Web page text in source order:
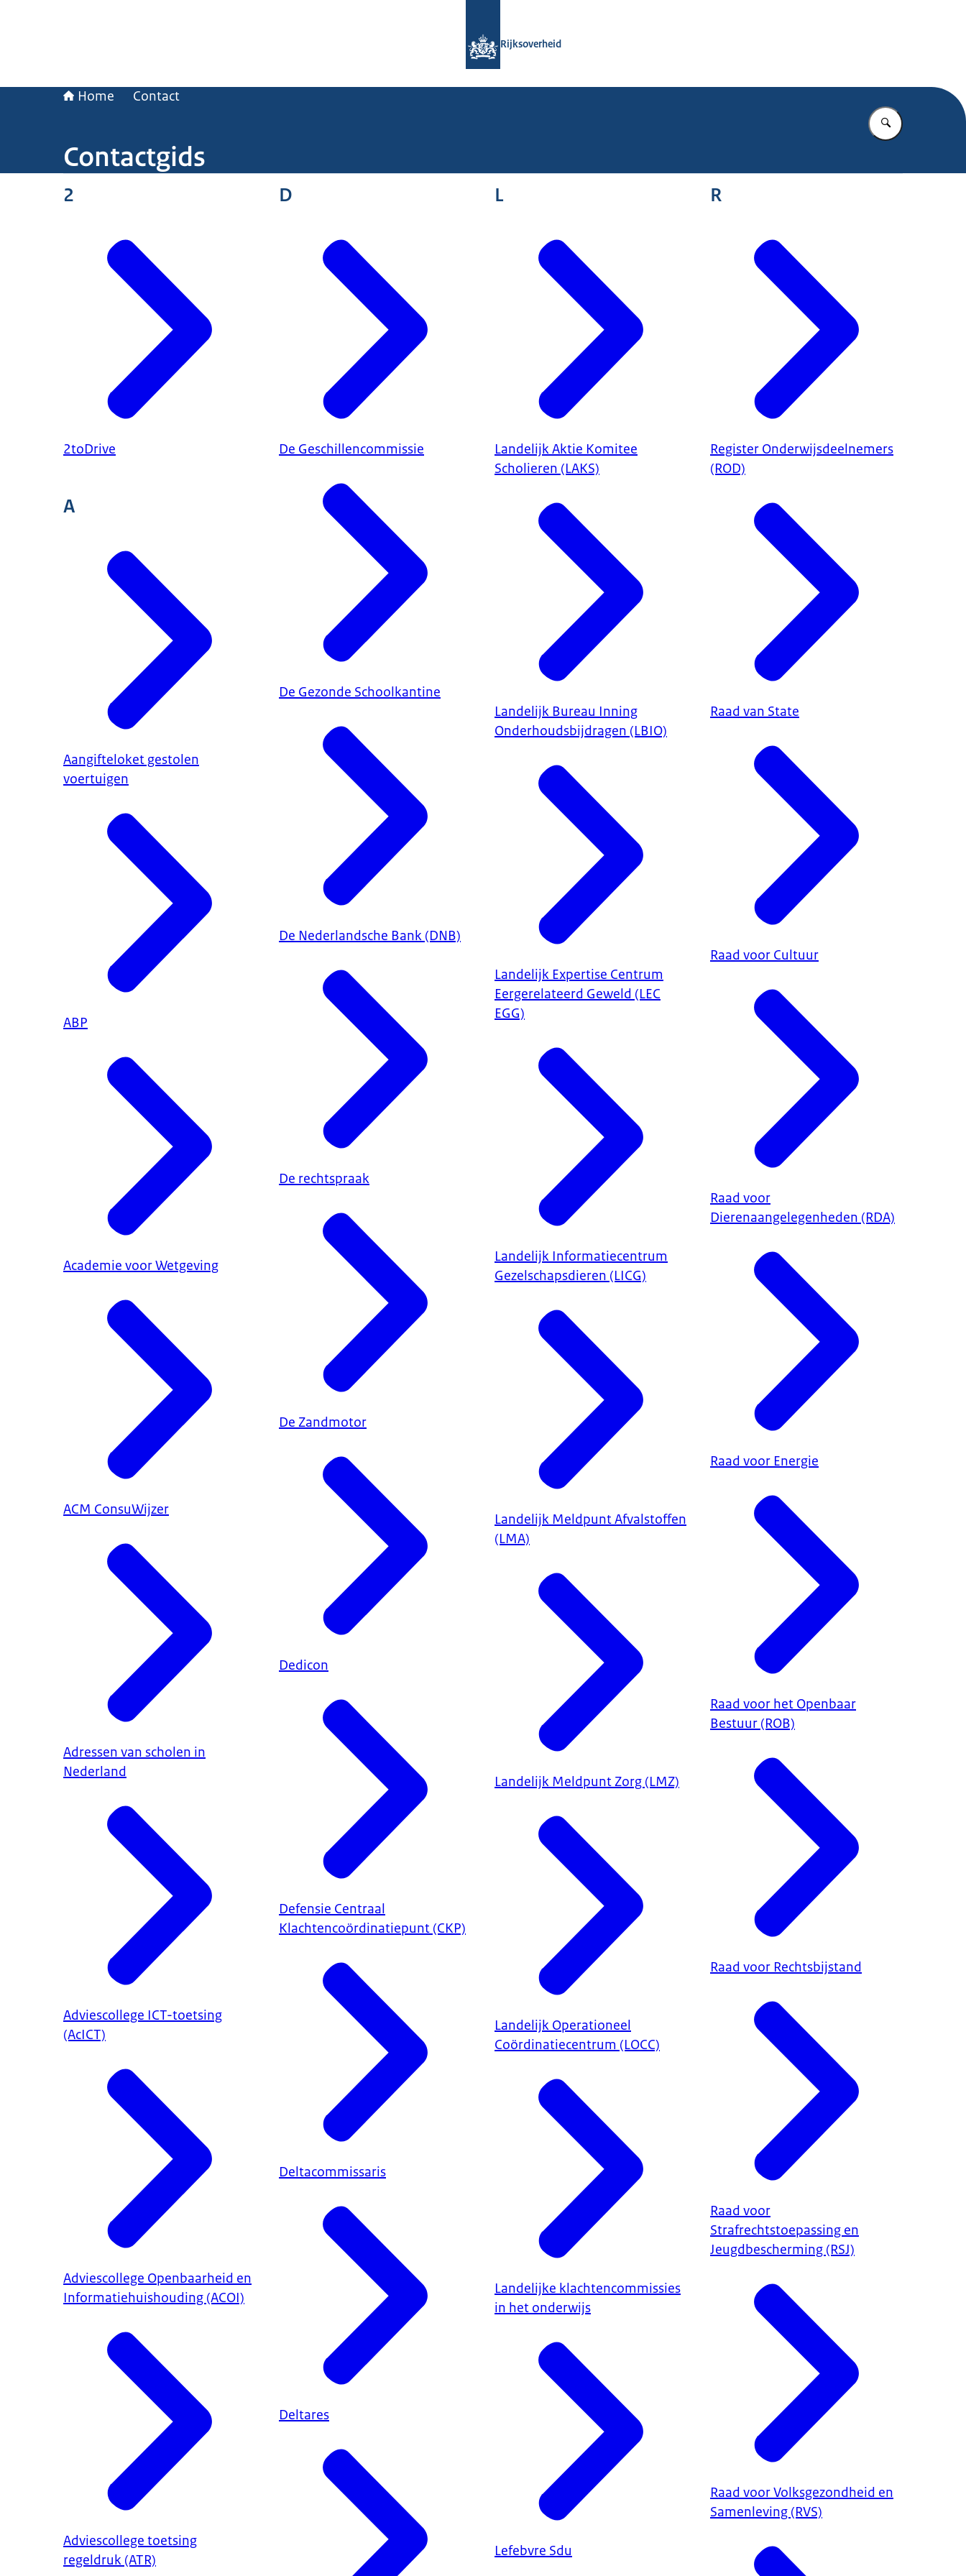
Rijksoverheid
Home Contact
Vul in wat u
Contactgids
2
2toDrive
A
Aangifteloket gestolen
voertuigen
ABP
Academie voor Wetgeving
ACM ConsuWijzer
Adressen van scholen in
Nederland
Adviescollege ICT-toetsing
(AcICT)
Adviescollege Openbaarheid en
Informatiehuishouding (ACOI)
Adviescollege toetsing
regeldruk (ATR)
D
De Geschillencommissie
De Gezonde Schoolkantine
De Nederlandsche Bank (DNB)
De rechtspraak
De Zandmotor
Dedicon
Defensie Centraal
Klachtencoördinatiepunt (CKP)
Deltacommissaris
Deltares
L
Landelijk Aktie Komitee
Scholieren (LAKS)
Landelijk Bureau Inning
Onderhoudsbijdragen (LBIO)
Landelijk Expertise Centrum
Eergerelateerd Geweld (LEC
EGG)
Landelijk Informatiecentrum
Gezelschapsdieren (LICG)
Landelijk Meldpunt Afvalstoffen
(LMA)
Landelijk Meldpunt Zorg (LMZ)
Landelijk Operationeel
Coördinatiecentrum (LOCC)
Landelijke klachtencommissies
in het onderwijs
Lefebvre Sdu
R
Register Onderwijsdeelnemers
(ROD)
Raad van State
Raad voor Cultuur
Raad voor
Dierenaangelegenheden (RDA)
Raad voor Energie
Raad voor het Openbaar
Bestuur (ROB)
Raad voor Rechtsbijstand
Raad voor
Strafrechtstoepassing en
Jeugdbescherming (RSJ)
Raad voor Volksgezondheid en
Samenleving (RVS)